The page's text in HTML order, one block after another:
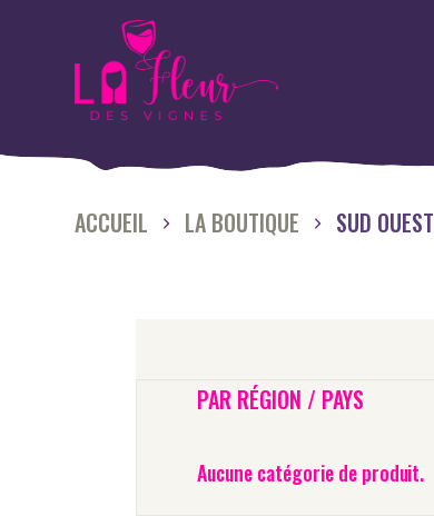
ACCUEIL LA BOUTIQUE SUD OUEST
PAR RÉGION / PAYS
Aucune catégorie de produit.